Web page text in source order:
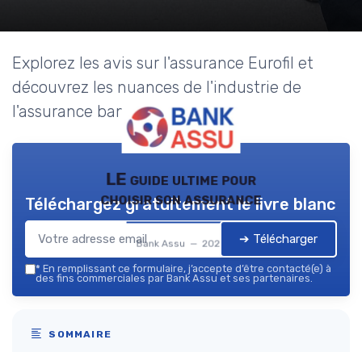
Explorez les avis sur l'assurance Eurofil et
découvrez les nuances de l'industrie de
l'assurance bancaire.
LE guide ultime pour
choisir son assurance
Bank Assu — 2026
Téléchargez gratuitement le livre blanc
➔ Télécharger
* En remplissant ce formulaire, j’accepte d’être contacté(e) à
des fins commerciales par Bank Assu et ses partenaires.
SOMMAIRE